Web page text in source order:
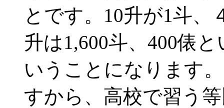
とです。10升が1斗、
升は1,600斗、400俵
いうことになります
すから、高校で習う